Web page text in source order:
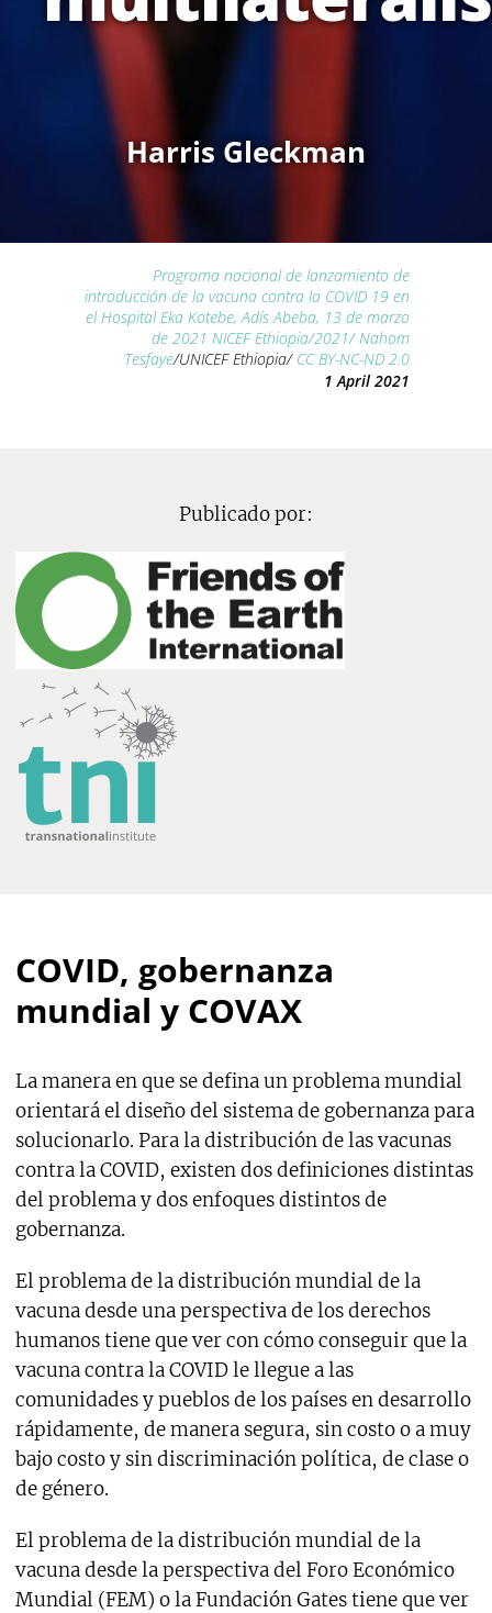
Harris Gleckman
Programa nacional de lanzamiento de
introducción de la vacuna contra la COVID 19 en
el Hospital Eka Kotebe, Adís Abeba, 13 de marzo
de 2021 NICEF Ethiopia/2021/ Nahom
Tesfaye/UNICEF Ethiopia/ CC BY-NC-ND 2.0
1 April 2021
Publicado por:
COVID, gobernanza
mundial y COVAX
La manera en que se defina un problema mundial
orientará el diseño del sistema de gobernanza para
solucionarlo. Para la distribución de las vacunas
contra la COVID, existen dos definiciones distintas
del problema y dos enfoques distintos de
gobernanza.
El problema de la distribución mundial de la
vacuna desde una perspectiva de los derechos
humanos tiene que ver con cómo conseguir que la
vacuna contra la COVID le llegue a las
comunidades y pueblos de los países en desarrollo
rápidamente, de manera segura, sin costo o a muy
bajo costo y sin discriminación política, de clase o
de género.
El problema de la distribución mundial de la
vacuna desde la perspectiva del Foro Económico
Mundial (FEM) o la Fundación Gates tiene que ver